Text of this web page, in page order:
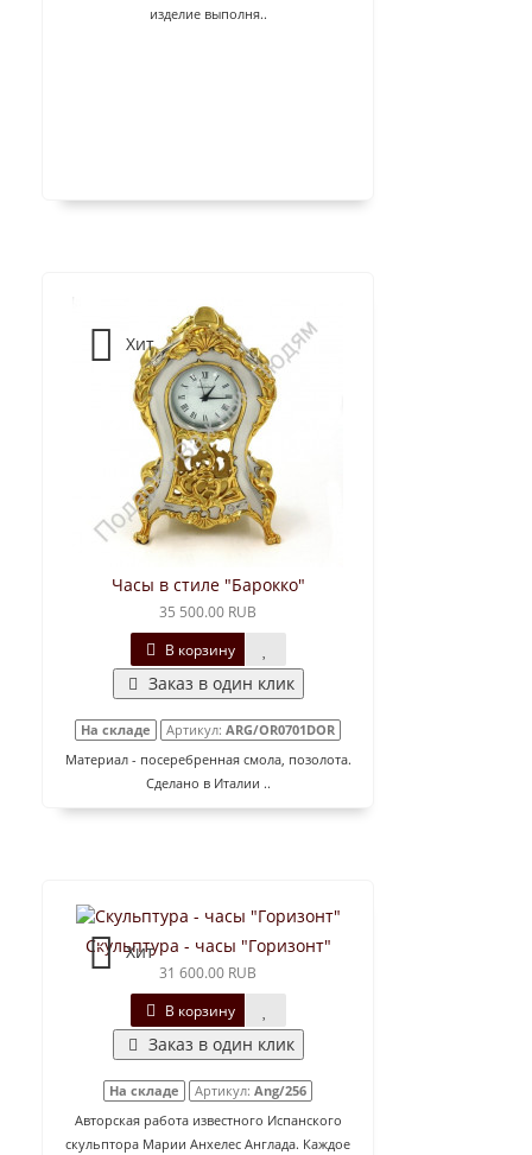
изделие выполня..
Хит
Часы в стиле "Барокко"
35 500.00 RUB
В корзину
Заказ в один клик
На складе Артикул: ARG/OR0701DOR
Материал - посеребренная смола, позолота.
Сделано в Италии ..
Хит
Скульптура - часы "Горизонт"
31 600.00 RUB
В корзину
Заказ в один клик
На складе Артикул: Ang/256
Авторская работа известного Испанского
скульптора Марии Анхелес Англада. Каждое